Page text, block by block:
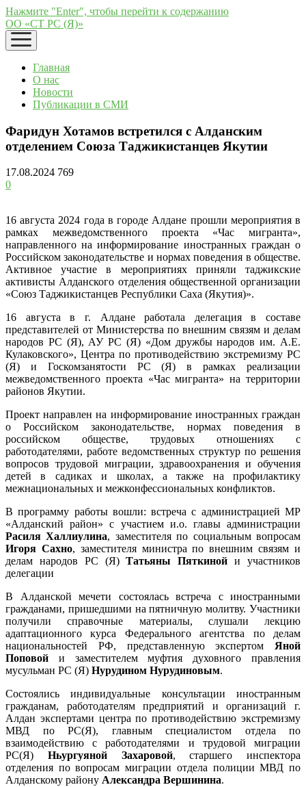
Нажмите "Enter", чтобы перейти к содержанию
ОО «СТ РС (Я)»
открыть
меню
Главная
О нас
Новости
Публикации в СМИ
Фаридун Хотамов встретился с Алданским
отделением Союза Таджикистанцев Якутии
17.08.2024 769
0
16 августа 2024 года в городе Алдане прошли мероприятия в
рамках межведомственного проекта «Час мигранта»,
направленного на информирование иностранных граждан о
Российском законодательстве и нормах поведения в обществе.
Активное участие в мероприятиях приняли таджикские
активисты Алданского отделения общественной организации
«Союз Таджикистанцев Республики Саха (Якутия)».
16 августа в г. Алдане работала делегация в составе
представителей от Министерства по внешним связям и делам
народов РС (Я), АУ РС (Я) «Дом дружбы народов им. А.Е.
Кулаковского», Центра по противодействию экстремизму РС
(Я) и Госкомзанятости РС (Я) в рамках реализации
межведомственного проекта «Час мигранта» на территории
районов Якутии.
Проект направлен на информирование иностранных граждан
о Российском законодательстве, нормах поведения в
российском обществе, трудовых отношениях с
работодателями, работе ведомственных структур по решения
вопросов трудовой миграции, здравоохранения и обучения
детей в садиках и школах, а также на профилактику
межнациональных и межконфессиональных конфликтов.
В программу работы вошли: встреча с администрацией МР
«Алданский район» с участием и.о. главы администрации
Расиля Халлиулина, заместителя по социальным вопросам
Игоря Сахно, заместителя министра по внешним связям и
делам народов РС (Я)Татьяны Пяткиной и участников
делегации
В Алданской мечети состоялась встреча с иностранными
гражданами, пришедшими на пятничную молитву. Участники
получили справочные материалы, слушали лекцию
адаптационного курса Федерального агентства по делам
национальностей РФ, представленную экспертом Яной
Поповой и заместителем муфтия духовного правления
мусульман РС (Я) Нурудином Нурудиновым.
Состоялись индивидуальные консультации иностранным
гражданам, работодателям предприятий и организаций г.
Алдан экспертами центра по противодействию экстремизму
МВД по РС(Я), главным специалистом отдела по
взаимодействию с работодателями и трудовой миграции
РС(Я) Ньургуяной Захаровой, старшего инспектора
отделения по вопросам миграции отдела полиции МВД по
Алданскому району Александра Вершинина.